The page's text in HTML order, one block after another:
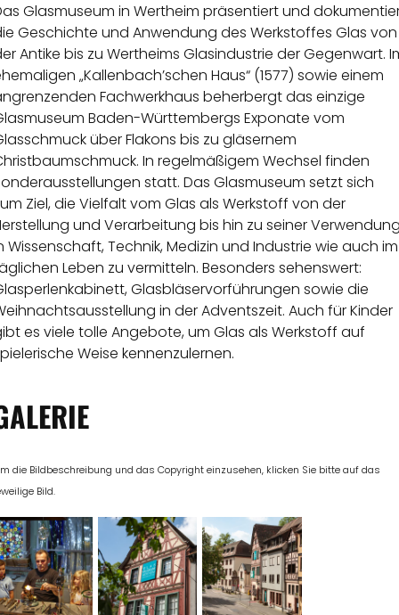
Glasmuseum in Wertheim präsentiert und
Geschichte und Anwendung des Werkstoffes Glas von
Antike bis zu Wertheims Glasindustrie der Gegenwart.
„Kallenbach’schen Haus“ (1577) sowie einem
Fachwerkhaus beherbergt das einzige
Baden-Württembergs Exponate vom
über Flakons bis zu gläsernem
In regelmäßigem Wechsel finden
statt. Das Glasmuseum setzt sich
Ziel, die Vielfalt vom Glas als Werkstoff von der
und Verarbeitung bis hin zu seiner
Wissenschaft, Technik, Medizin und Industrie wie auch im
Leben zu vermitteln. Besonders sehenswert:
Glasbläservorführungen sowie die
in der Adventszeit. Auch für Kinder
es viele tolle Angebote, um Glas als Werkstoff auf
Weise kennenzulernen.
die Bildbeschreibung und das Copyright einzusehen, klicken Sie bitte auf das
Bild.